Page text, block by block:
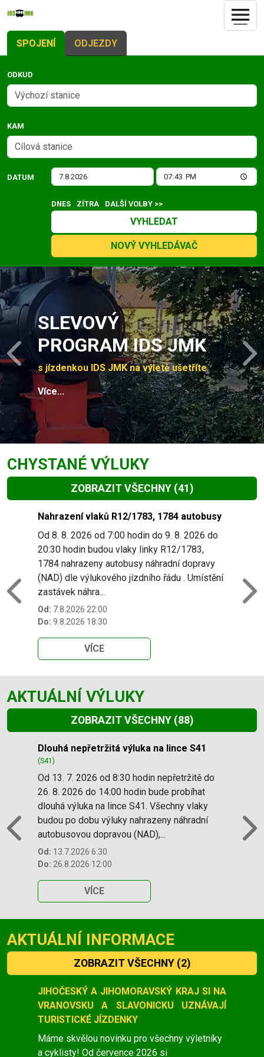
SPOJENÍ ODJEZDY
ODKUD
KAM
DATUM
DNES ZÍTRA DALŠÍ VOLBY >>
VYHLEDAT
NOVÝ VYHLEDÁVAČ
Slide 1 of 4
SLEVOVÝ
PROGRAM IDS JMK
s jízdenkou IDS JMK na výletě ušetříte
Více...
Previous
CHYSTANÉ VÝLUKY
ZOBRAZIT VŠECHNY (41)
Slide 1 of 41
Nahrazení vlaků R12/1783, 1784 autobusy
Od 8. 8. 2026 od 7:00 hodin do 9. 8. 2026 do
20:30 hodin budou vlaky linky R12/1783,
1784 nahrazeny autobusy náhradní dopravy
(NAD) dle výlukového jízdního řádu . Umístění
zastávek náhra...
Od: 7.8.2026 22:00
Do: 9.8.2026 18:30
VÍCE
Previous
AKTUÁLNÍ VÝLUKY
ZOBRAZIT VŠECHNY (88)
Slide 1 of 88
Dlouhá nepřetržitá výluka na lince S41
(S41)
Od 13. 7. 2026 od 8:30 hodin nepřetržitě do
26. 8. 2026 do 14:00 hodin bude probíhat
dlouhá výluka na lince S41. Všechny vlaky
budou po dobu výluky nahrazeny náhradní
autobusovou dopravou (NAD),...
Od: 13.7.2026 6:30
Do: 26.8.2026 12:00
VÍCE
Previous
AKTUÁLNÍ INFORMACE
ZOBRAZIT VŠECHNY (2)
Slide 1 of 2
JIHOČESKÝ A JIHOMORAVSKÝ KRAJ SI NA
VRANOVSKU A SLAVONICKU UZNÁVAJÍ
TURISTICKÉ JÍZDENKY
Máme skvělou novinku pro všechny výletníky
a cyklisty! Od července 2026 si